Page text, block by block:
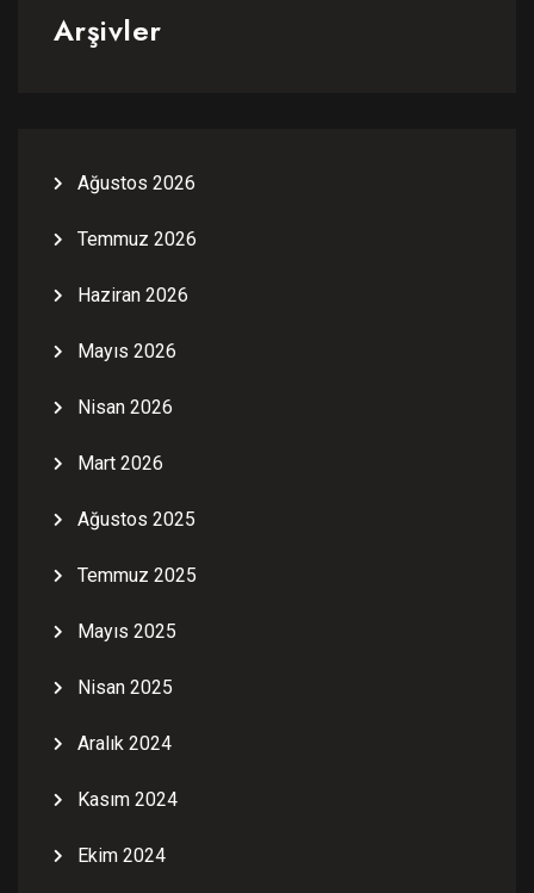
Arşivler
Ağustos 2026
Temmuz 2026
Haziran 2026
Mayıs 2026
Nisan 2026
Mart 2026
Ağustos 2025
Temmuz 2025
Mayıs 2025
Nisan 2025
Aralık 2024
Kasım 2024
Ekim 2024